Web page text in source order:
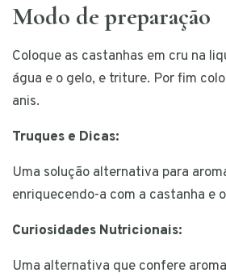
Modo de preparação
Coloque as castanhas em cru na
água e o gelo, e triture. Por fim
anis.
Truques e Dicas:
Uma solução alternativa para
enriquecendo-a com a castanha e
Curiosidades Nutricionais:
Uma alternativa que confere